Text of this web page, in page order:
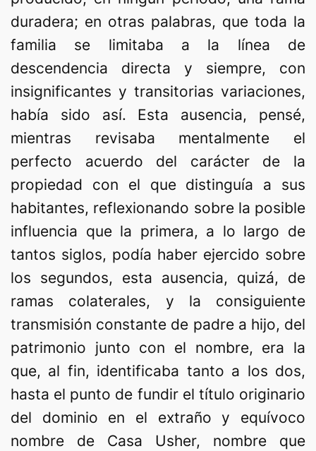
duradera; en otras palabras, que toda la
familia se limitaba a la línea de
descendencia directa y siempre, con
insignificantes y transitorias variaciones,
había sido así. Esta ausencia, pensé,
mientras revisaba mentalmente el
perfecto acuerdo del carácter de la
propiedad con el que distinguía a sus
habitantes, reflexionando sobre la posible
influencia que la primera, a lo largo de
tantos siglos, podía haber ejercido sobre
los segundos, esta ausencia, quizá, de
ramas colaterales, y la consiguiente
transmisión constante de padre a hijo, del
patrimonio junto con el nombre, era la
que, al fin, identificaba tanto a los dos,
hasta el punto de fundir el título originario
del dominio en el extraño y equívoco
nombre de Casa Usher, nombre que